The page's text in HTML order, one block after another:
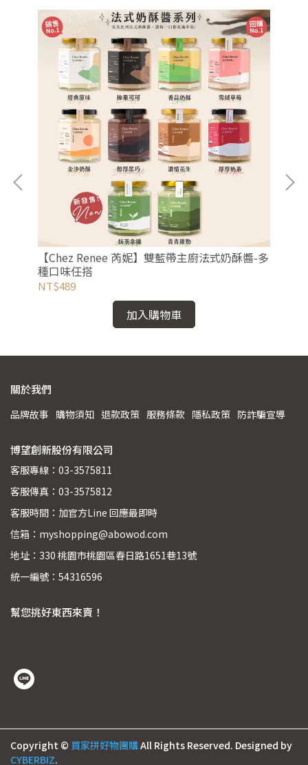
【Chez Renee 芮妮】雙藍帶主廚法式奶酥醬-多
種口味任搭
NT$489
加入購物車
關於我們
品牌故事 購物須知 退款政策 服務條款 隱私政策 防詐騙宣導
博望創新股份有限公司
客服專線：03-3575811
客服傳真：03-3575812
客服時間：加官方Line 回應最即時
信箱：myshopping@abowod.com
地址：330 桃園市桃園區春日路1651巷13號
統一編號：54316596
幫您挑好東西來賣！
Copyright © 買家拼好物團購All Rights Reserved. Designed by
CYBERBIZ.